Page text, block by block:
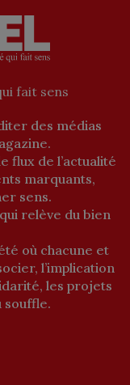
fait sens
des médias
flux de l’actualité
marquants,
sens.
relève du bien
où chacune et
l’implication
les projets
souffle.